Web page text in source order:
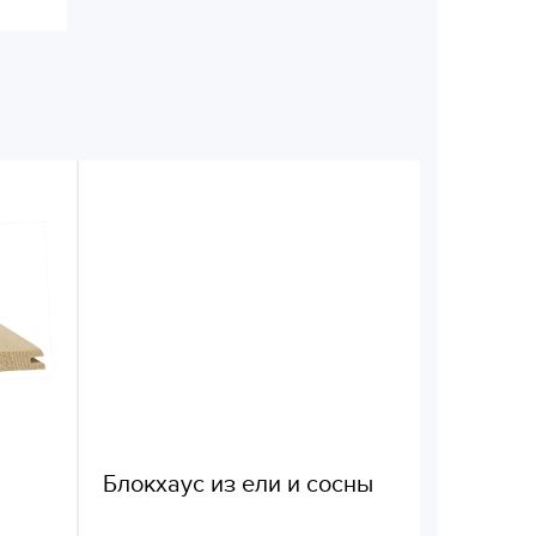
Блокхаус из ели и сосны